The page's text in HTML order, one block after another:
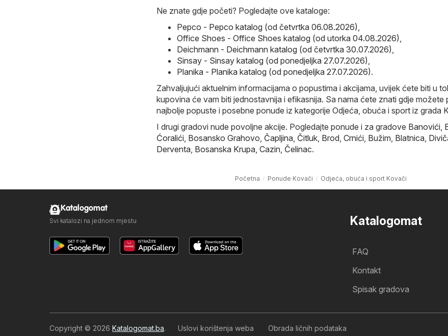
Ne znate gdje početi? Pogledajte ove kataloge:
Pepco - Pepco katalog (od četvrtka 06.08.2026)
Office Shoes - Office Shoes katalog (od utorka 04.08.2026)
Deichmann - Deichmann katalog (od četvrtka 30.07.2026)
Sinsay - Sinsay katalog (od ponedjeljka 27.07.2026)
Planika - Planika katalog (od ponedjeljka 27.07.2026).
Zahvaljujući aktuelnim informacijama o popustima i akcijama, uvijek ćete biti u
kupovina će vam biti jednostavnija i efikasnija. Sa nama ćete znati gdje možete
najbolje popuste i posebne ponude iz kategorije Odjeća, obuća i sport iz grada
I drugi gradovi nude povoljne akcije. Pogledajte ponude i za gradove Banovići
Ćoralići Bosansko Grahovo Čapljina Čitluk Brod Crnići Bužim Blatnica
Derventa Bosanska Krupa Cazin Čelinac.
Početna Ponude Kovači Odjeća, obuća i sport Kovači
Katalogomat
FAQ
Kontakt
Spisak gradova
Katalogomat
Svi katalozi na jednom mjestu
Copyright © 2026 Katalogomat.ba. Uslovi korištenja weba Obrada ličnih podataka